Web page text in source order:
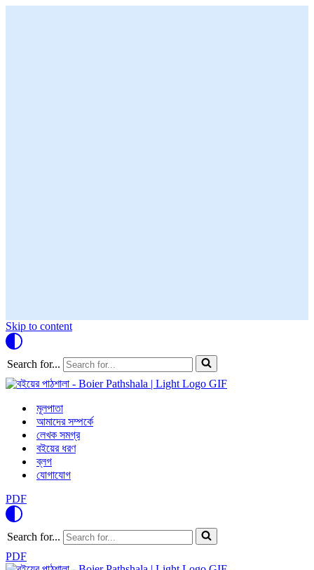
Skip to content
Search for...
মূলপাতা
আমাদের সম্পর্কে
লেখক সমগ্র
বইয়ের ধরণ
ব্লগ
যোগাযোগ
PDF
Search for...
PDF